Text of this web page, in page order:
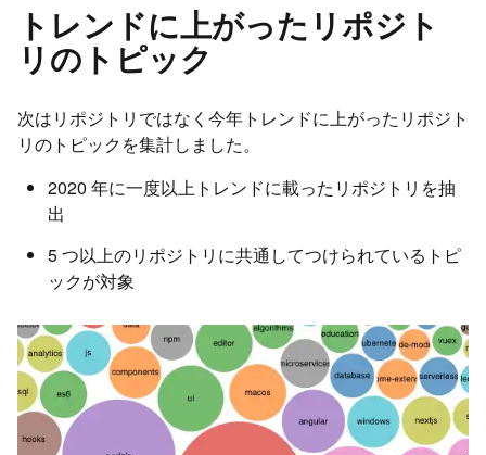
トレンドに上がったリポジト
リのトピック
次はリポジトリではなく今年トレンドに上がったリポジト
リのトピックを集計しました。
2020 年に一度以上トレンドに載ったリポジトリを抽
出
5 つ以上のリポジトリに共通してつけられているトピ
ックが対象